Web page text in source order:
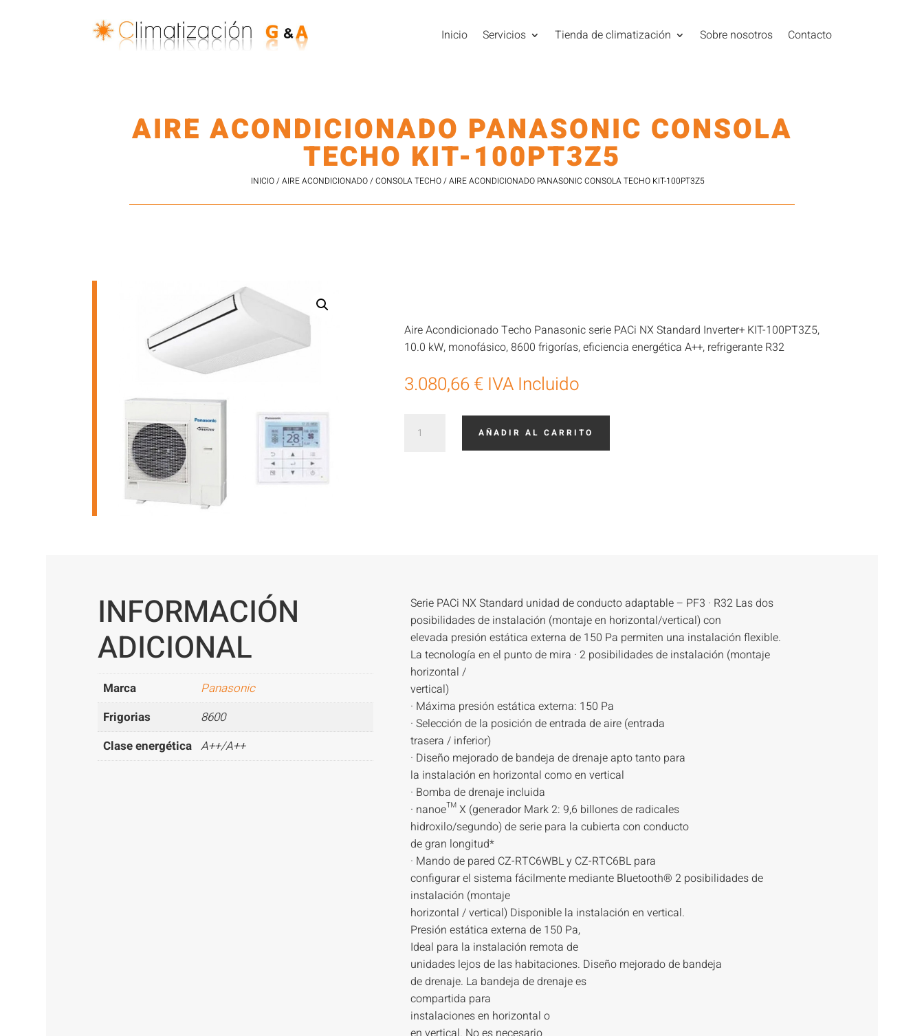
Inicio Servicios Tienda de climatización Sobre nosotros Contacto
AIRE ACONDICIONADO PANASONIC CONSOLA
TECHO KIT-100PT3Z5
INICIO/AIRE ACONDICIONADO/CONSOLA TECHO/ AIRE ACONDICIONADO PANASONIC CONSOLA TECHO KIT-100PT3Z5
Aire Acondicionado Techo Panasonic serie PACi NX Standard Inverter+ KIT-100PT3Z5,
10.0 kW, monofásico, 8600 frigorías, eficiencia energética A++, refrigerante R32
3.080,66€ IVA Incluido
AcondicionadoAÑADIR AL CARRITO
INFORMACIÓN
ADICIONAL
Marca
Panasonic
Frigorias
8600
Clase energética A++/A++
Serie PACi NX Standard unidad de conducto adaptable – PF3 · R32 Las dos
posibilidades de instalación (montaje en horizontal/vertical) con
elevada presión estática externa de 150 Pa permiten una instalación flexible.
La tecnología en el punto de mira · 2 posibilidades de instalación (montaje
horizontal /
vertical)
· Máxima presión estática externa: 150 Pa
· Selección de la posición de entrada de aire (entrada
trasera / inferior)
· Diseño mejorado de bandeja de drenaje apto tanto para
la instalación en horizontal como en vertical
· Bomba de drenaje incluida
· nanoe™ X (generador Mark 2: 9,6 billones de radicales
hidroxilo/segundo) de serie para la cubierta con conducto
de gran longitud*
· Mando de pared CZ-RTC6WBL y CZ-RTC6BL para
configurar el sistema fácilmente mediante Bluetooth® 2 posibilidades de
instalación (montaje
horizontal / vertical) Disponible la instalación en vertical.
Presión estática externa de 150 Pa,
Ideal para la instalación remota de
unidades lejos de las habitaciones. Diseño mejorado de bandeja
de drenaje. La bandeja de drenaje es
compartida para
instalaciones en horizontal o